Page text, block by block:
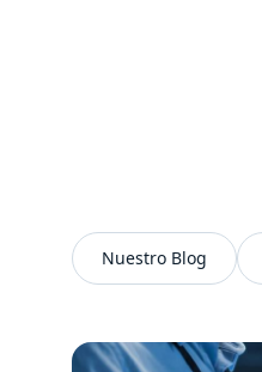
Nuestro Blog